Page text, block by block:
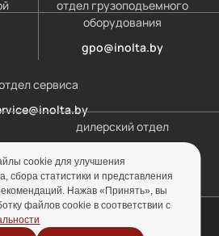
отдел грузоподъемного
оборудования
gpo@inolta.by
сервиса
дилерский отдел
2026 г. УНП 691302759
cookie для улучшения
сбора статистики и представления
Нажав «Принять», вы
файлов cookie в соответствии с